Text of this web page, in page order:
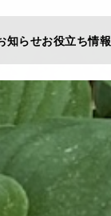
知らせお役立ち情報